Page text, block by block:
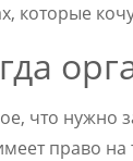
которые
что нужно
право на